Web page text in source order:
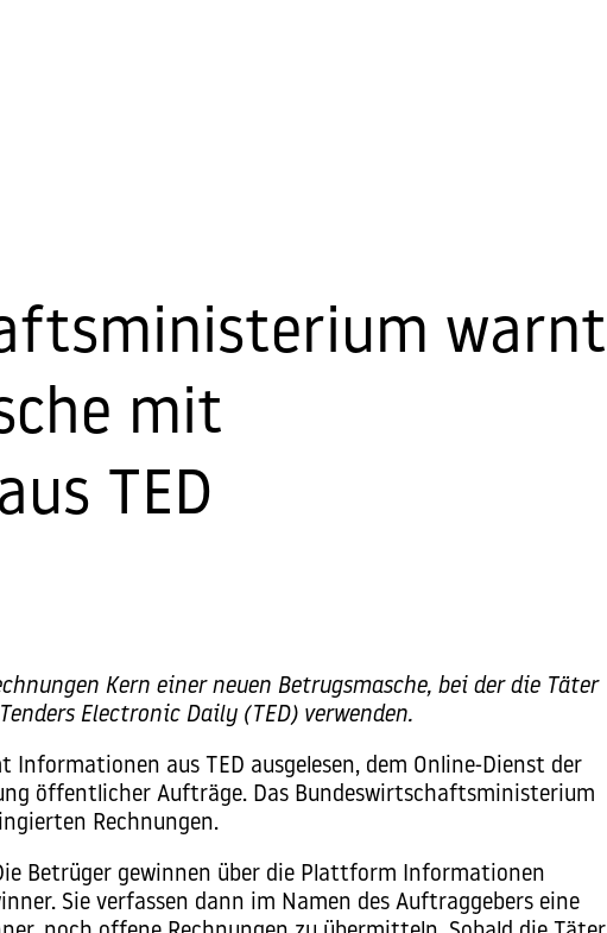
warnt
mit
TED
Kern einer neuen Betrugsmasche, bei der die Täter
Electronic Daily (TED) verwenden.
Informationen aus TED ausgelesen, dem Online-Dienst der
öffentlicher Aufträge. Das Bundeswirtschaftsministerium
Rechnungen.
Betrüger gewinnen über die Plattform Informationen
Sie verfassen dann im Namen des Auftraggebers eine